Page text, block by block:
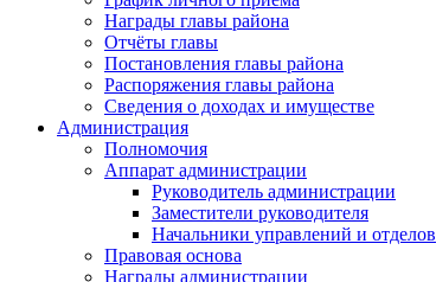
Награды главы района
Отчёты главы
Постановления главы района
Распоряжения главы района
Сведения о доходах и имуществе
Администрация
Полномочия
Аппарат администрации
Руководитель администрации
Заместители руководителя
Начальники управлений и отделов
Правовая основа
Награды администрации